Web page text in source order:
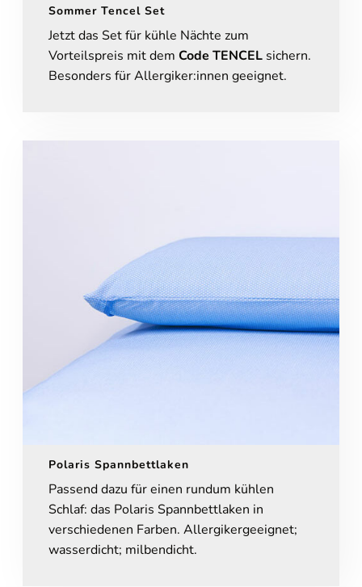
Sommer Tencel Set
Jetzt das Set für kühle Nächte zum
Vorteilspreis mit dem Code TENCEL sichern.
Besonders für Allergiker:innen geeignet.
Polaris Spannbettlaken
Passend dazu für einen rundum kühlen
Schlaf: das Polaris Spannbettlaken in
verschiedenen Farben. Allergikergeeignet;
wasserdicht; milbendicht.
Online-Beratung Hannover Döhren
Sie sehen gerade einen Platzhalterinhalt vonBooking-Time. Um
auf den eigentlichen Inhalt zuzugreifen, klicken Sie auf den Button
unten. Bitte beachten Sie, dass dabei Daten an Drittanbieter
weitergegeben werden.